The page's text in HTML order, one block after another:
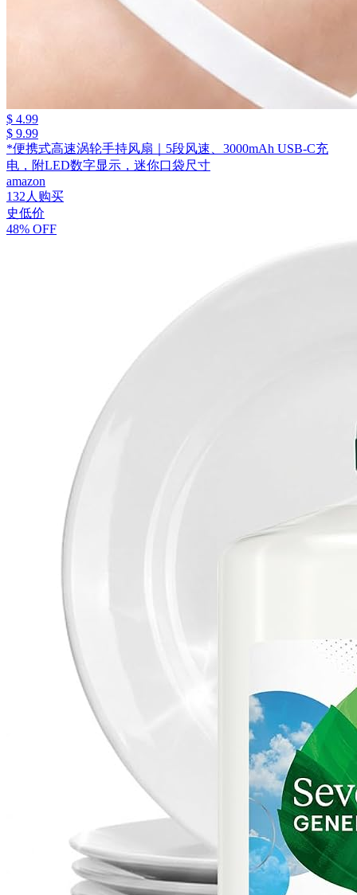
$ 4.99
$ 9.99
*便携式高速涡轮手持风扇｜5段风速、3000mAh USB-C充
电，附LED数字显示，迷你口袋尺寸
amazon
132人购买
史低价
48% OFF